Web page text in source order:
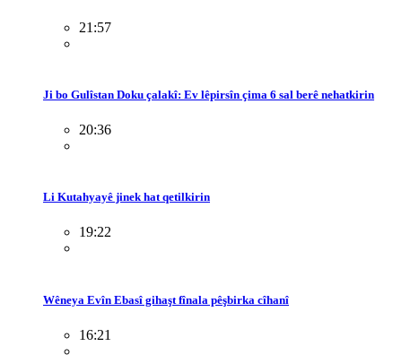
21:57
Ji bo Gulîstan Doku çalakî: Ev lêpirsîn çima 6 sal berê nehatkirin
20:36
Li Kutahyayê jinek hat qetilkirin
19:22
Wêneya Evîn Ebasî gihaşt fînala pêşbirka cîhanî
16:21